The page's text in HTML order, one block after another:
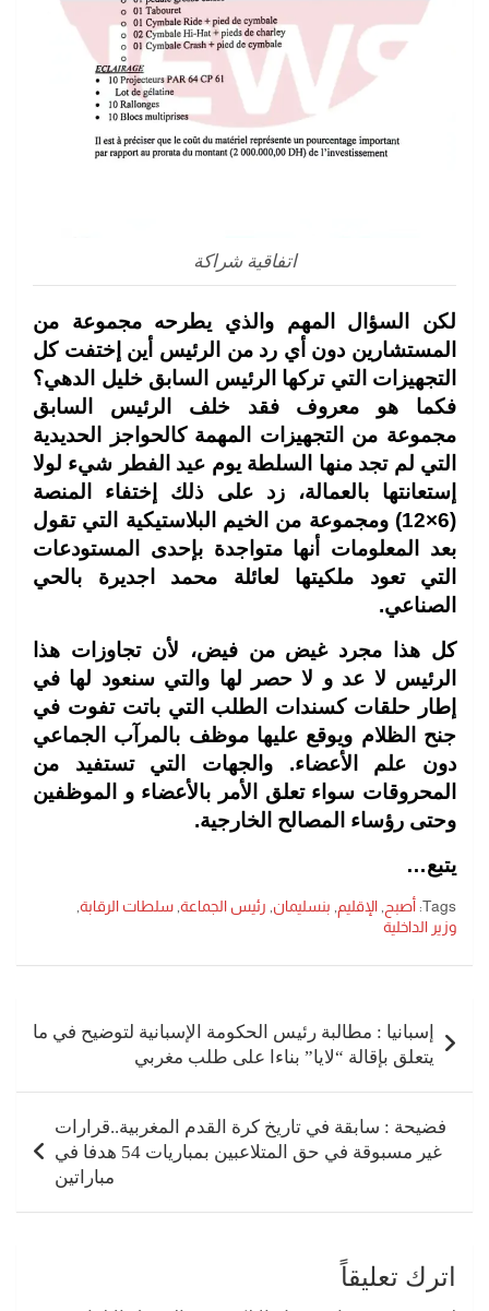
اتفاقية شراكة
لكن السؤال المهم والذي يطرحه مجموعة من
المستشارين دون أي رد من الرئيس أين إختفت كل
التجهيزات التي تركها الرئيس السابق خليل الدهي؟
فكما هو معروف فقد خلف الرئيس السابق
مجموعة من التجهيزات المهمة كالحواجز الحديدية
التي لم تجد منها السلطة يوم عيد الفطر شيء لولا
إستعانتها بالعمالة، زد على ذلك إختفاء المنصة
(6×12) ومجموعة من الخيم البلاستيكية التي تقول
بعد المعلومات أنها متواجدة بإحدى المستودعات
التي تعود ملكيتها لعائلة محمد اجديرة بالحي
الصناعي.
كل هذا مجرد غيض من فيض، لأن تجاوزات هذا
الرئيس لا عد و لا حصر لها والتي سنعود لها في
إطار حلقات كسندات الطلب التي باتت تفوت في
جنح الظلام ويوقع عليها موظف بالمرآب الجماعي
دون علم الأعضاء. والجهات التي تستفيد من
المحروقات سواء تعلق الأمر بالأعضاء و الموظفين
وحتى رؤساء المصالح الخارجية.
يتبع…
Tags: أصبح, الإقليم, بنسليمان, رئيس الجماعة, سلطات الرقابة,
وزير الداخلية
المقالاتإسبانيا : مطالبة رئيس الحكومة الإسبانية لتوضيح في ما
يتعلق بإقالة “لايا” بناءا على طلب مغربي
فضيحة : سابقة في تاريخ كرة القدم المغربية..قرارات
غير مسبوقة في حق المتلاعبين بمباريات 54 هدفا في
مباراتين
اترك تعليقاً